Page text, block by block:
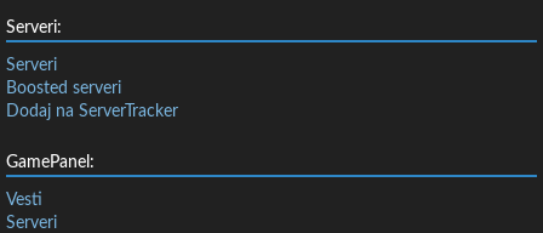
Serveri:
Serveri
Boosted serveri
Dodaj na ServerTracker
GamePanel:
Vesti
Serveri